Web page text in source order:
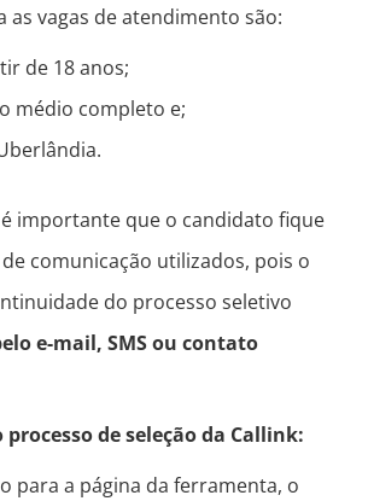
as vagas de atendimento são:
de 18 anos;
médio completo e;
importante que o candidato fique
comunicação utilizados, pois o
do processo seletivo
e-mail, SMS ou contato
processo de seleção da Callink:
para a página da ferramenta, o